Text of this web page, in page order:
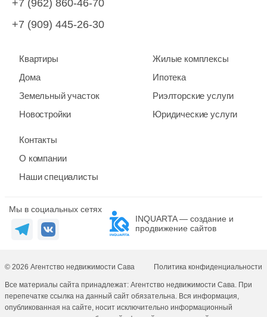
+7 (962) 860-46-70
+7 (909) 445-26-30
Квартиры
Дома
Земельный участок
Новостройки
Жилые комплексы
Ипотека
Риэлторские услуги
Юридические услуги
Контакты
О компании
Наши специалисты
Мы в социальных сетях
INQUARTA — создание и
продвижение сайтов
© 2026 Агентство недвижимости Сава Политика конфиденциальности
Все материалы сайта принадлежат: Агентство недвижимости Сава. При
перепечатке ссылка на данный сайт обязательна. Вся информация,
опубликованная на сайте, носит исключительно информационный